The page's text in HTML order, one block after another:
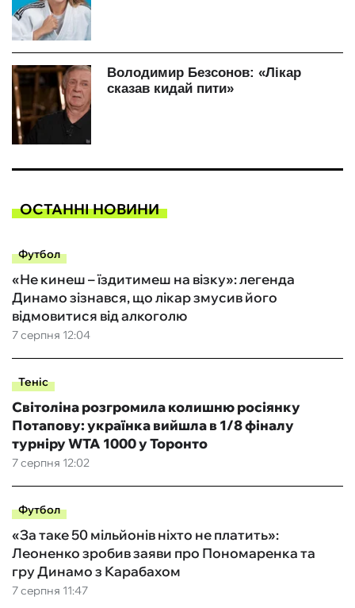
ОСТАННІ НОВИНИ
Футбол
7 серпня 12:04
«Не кинеш – їздитимеш на візку»: легенда
Динамо зізнався, що лікар змусив його
відмовитися від алкоголю
Теніс
7 серпня 12:02
Світоліна розгромила колишню росіянку
Потапову: українка вийшла в 1/8 фіналу
турніру WTA 1000 у Торонто
Футбол
7 серпня 11:47
«За таке 50 мільйонів ніхто не платить»:
Леоненко зробив заяви про Пономаренка та
гру Динамо з Карабахом